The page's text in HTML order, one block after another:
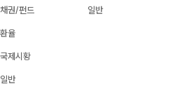
채권/펀드
환율
국제시황
일반
일반